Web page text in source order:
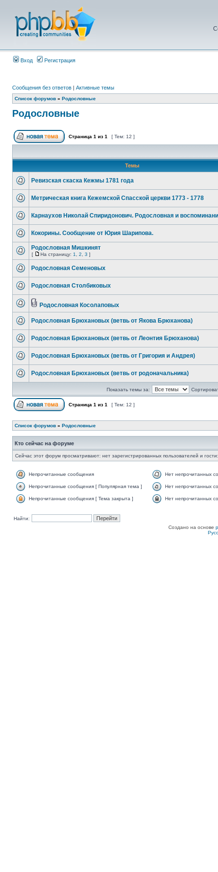
Вход Регистрация
Сообщения без ответов | Активные темы
Список форумов » Родословные
Родословные
Страница 1 из 1 [ Тем: 12 ]
Темы
Ревизская скаска Кежмы 1781 года
Метрическая книга Кежемской Спасской церкви 1773 - 1778
Карнаухов Николай Спиридонович. Родословная и
Кокорины. Сообщение от Юрия Шарипова.
Родословная Мишкинят
[ На страницу: 1 2 3 ]
Родословная Семеновых
Родословная Столбиковых
Родословная Косолаповых
Родословная Брюхановых (ветвь от Якова Брюханова)
Родословная Брюхановых (ветвь от Леонтия Брюханова)
Родословная Брюхановых (ветвь от Григория и Андрея)
Родословная Брюхановых (ветвь от родоначальника)
Показать темы за:
Страница 1 из 1 [ Тем: 12 ]
Список форумов » Родословные
Кто сейчас на форуме
Сейчас этот форум просматривают: нет зарегистрированных пользователей и
Непрочитанные сообщения Нет непрочитанных
Непрочитанные сообщения [ Популярная тема ] Нет непрочитанных
Непрочитанные сообщения [ Тема закрыта ] Нет непрочитанных
Найти:
Создано на основе